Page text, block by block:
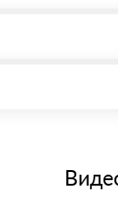
через
банковским
материала